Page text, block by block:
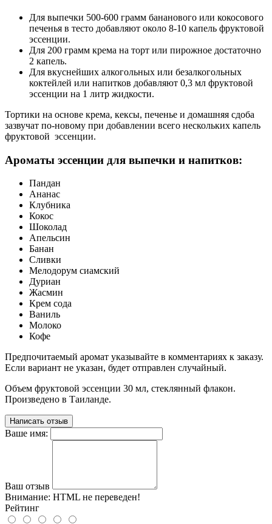
Для выпечки 500-600 грамм бананового или кокосового
печенья в тесто добавляют около 8-10 капель фруктовой
эссенции.
Для 200 грамм крема на торт или пирожное достаточно
2 капель.
Для вкуснейших алкогольных или безалкогольных
коктейлей или напитков добавляют 0,3 мл фруктовой
эссенции на 1 литр жидкости.
Тортики на основе крема, кексы, печенье и домашняя сдоба
зазвучат по-новому при добавлении всего нескольких капель
фруктовой эссенции.
Ароматы эссенции для выпечки и напитков:
Пандан
Ананас
Клубника
Кокос
Шоколад
Апельсин
Банан
Сливки
Мелодорум сиамский
Дуриан
Жасмин
Крем сода
Ваниль
Молоко
Кофе
Предпочитаемый аромат указывайте в комментариях к заказу.
Если вариант не указан, будет отправлен случайный.
Объем фруктовой эссенции 30 мл, стеклянный флакон.
Произведено в Таиланде.
Написать отзыв
Ваше имя:
Ваш отзыв
Внимание: HTML не переведен!
Рейтинг